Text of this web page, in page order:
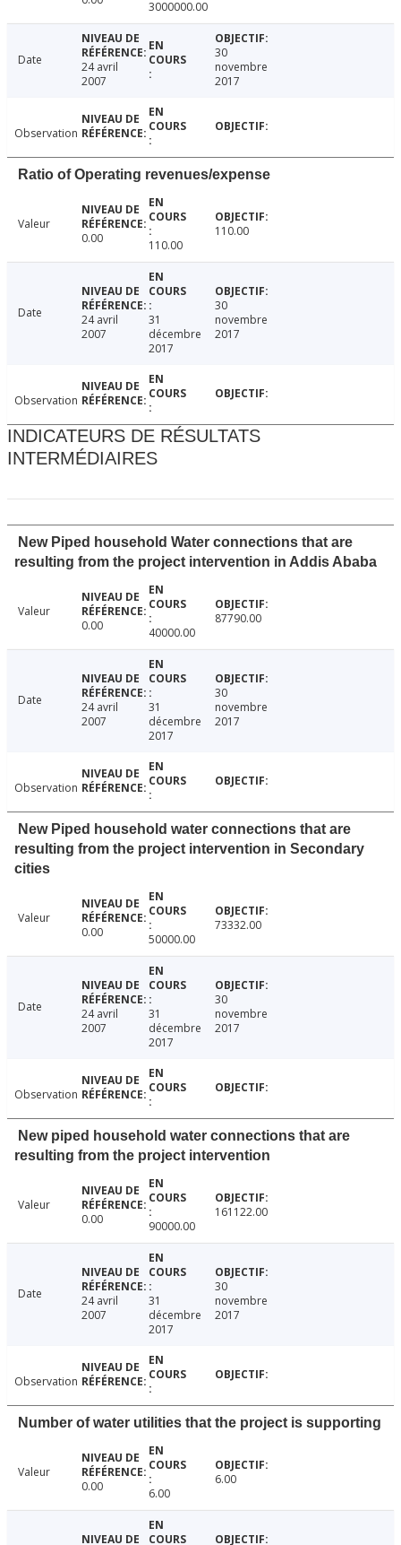
3000000.00
Date
24 avril
2007
30
novembre
2017
Observation
Ratio of Operating revenues/expense
Valeur
0.00
110.00
110.00
Date
24 avril
2007
31
décembre
2017
30
novembre
2017
Observation
INDICATEURS DE RÉSULTATS
INTERMÉDIAIRES
New Piped household Water connections that are
resulting from the project intervention in Addis Ababa
Valeur
0.00
40000.00
87790.00
Date
24 avril
2007
31
décembre
2017
30
novembre
2017
Observation
New Piped household water connections that are
resulting from the project intervention in Secondary
cities
Valeur
0.00
50000.00
73332.00
Date
24 avril
2007
31
décembre
2017
30
novembre
2017
Observation
New piped household water connections that are
resulting from the project intervention
Valeur
0.00
90000.00
161122.00
Date
24 avril
2007
31
décembre
2017
30
novembre
2017
Observation
Number of water utilities that the project is supporting
Valeur
0.00
6.00
6.00